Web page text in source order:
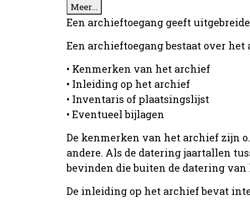
Meer...
Een archieftoegang geeft
Een archieftoegang bestaat over
• Kenmerken van het archief
• Inleiding op het archief
• Inventaris of plaatsingslijst
• Eventueel bijlagen
De kenmerken van het archief zijn
andere. Als de datering jaartallen
bevinden die buiten de datering
De inleiding op het archief bevat